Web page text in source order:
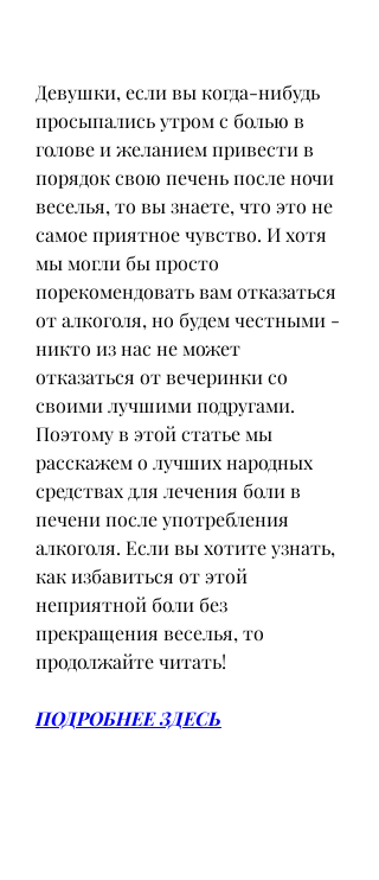
Девушки, если вы когда-нибудь
просыпались утром с болью в
голове и желанием привести в
порядок свою печень после ночи
веселья, то вы знаете, что это не
самое приятное чувство. И хотя
мы могли бы просто
порекомендовать вам отказаться
от алкоголя, но будем честными -
никто из нас не может
отказаться от вечеринки со
своими лучшими подругами.
Поэтому в этой статье мы
расскажем о лучших народных
средствах для лечения боли в
печени после употребления
алкоголя. Если вы хотите узнать,
как избавиться от этой
неприятной боли без
прекращения веселья, то
продолжайте читать!
ПОДРОБНЕЕ ЗДЕСЬ